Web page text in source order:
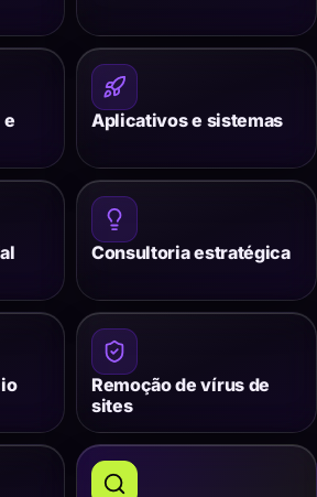
Aplicativos e sistemas
Consultoria estratégica
Remoção de vírus de
sites